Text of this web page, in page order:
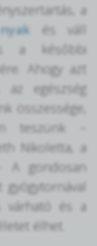
a
és váll
a későbbi
Ahogy azt
az egészség
összessége,
teszünk –
Nikoletta, a
A gondosan
várható és a
élhet.